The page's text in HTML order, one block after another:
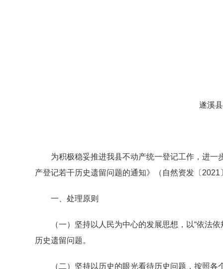
遂溪
为积极稳妥推进我县不动产统一登记工作，进一
产登记若干历史遗留问题的通知》（自然资发〔
一、处理原则
（一）坚持以人民为中心的发展思想，以“依法依
历史遗留问题。
（二）坚持以历史的眼光看待历史问题，按照各